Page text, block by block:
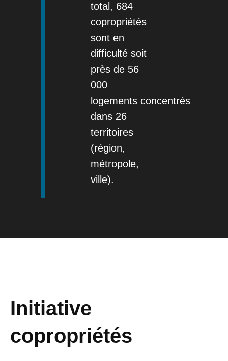
total, 684
copropriétés
sont en
difficulté soit
près de 56
000
logements concentrés
dans 26
territoires
(région,
métropole,
ville).
Initiative
copropriétés